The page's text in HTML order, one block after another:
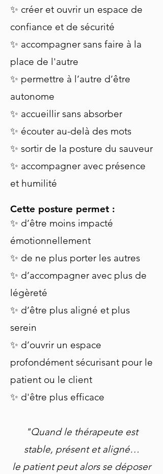
✨ créer et ouvrir un espace de
confiance et de sécurité
✨ accompagner sans faire à la
place de l'autre
✨ permettre à l’autre d’être
autonome
✨ accueillir sans absorber
✨ écouter au-delà des mots
✨ sortir de la posture du sauveur
✨ accompagner avec présence
et humilité
Cette posture permet :
✨ d’être moins impacté
émotionnellement
✨ de ne plus porter les autres
✨ d’accompagner avec plus de
légèreté
✨ d’être plus aligné et plus
serein
✨ d’ouvrir un espace
profondément sécurisant pour le
patient ou le client
✨ d'être plus efficace
"Quand le thérapeute est
stable, présent et aligné…
le patient peut alors se déposer